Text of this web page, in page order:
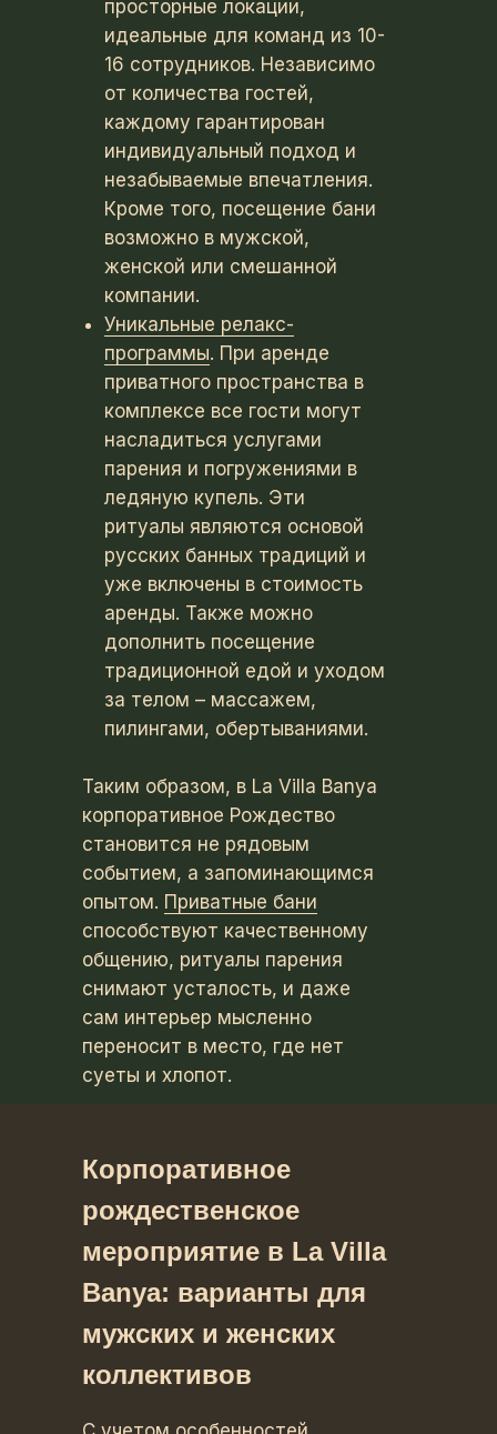
просторные локации,
идеальные для команд из 10-
16 сотрудников. Независимо
от количества гостей,
каждому гарантирован
индивидуальный подход и
незабываемые впечатления.
Кроме того, посещение бани
возможно в мужской,
женской или смешанной
компании.
Уникальные релакс-
программы. При аренде
приватного пространства в
комплексе все гости могут
насладиться услугами
парения и погружениями в
ледяную купель. Эти
ритуалы являются основой
русских банных традиций и
уже включены в стоимость
аренды. Также можно
дополнить посещение
традиционной едой и уходом
за телом – массажем,
пилингами, обертываниями.
Таким образом, в La Villa Banya
корпоративное Рождество
становится не рядовым
событием, а запоминающимся
опытом. Приватные бани
способствуют качественному
общению, ритуалы парения
снимают усталость, и даже
сам интерьер мысленно
переносит в место, где нет
суеты и хлопот.
Корпоративное
рождественское
мероприятие в La Villa
Banya: варианты для
мужских и женских
коллективов